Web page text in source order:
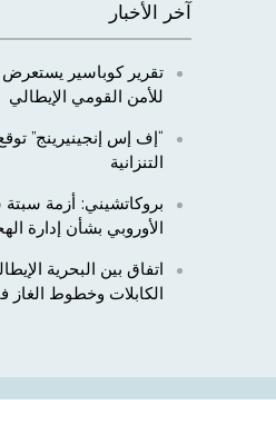
آخر الأخبار
تقرير كوباسير يستعرض
للأمن القومي الإيطالي
“إف إس إنجينيرينج”
التنزانية
بروكاتشيني: أزمة
الأوروبي بشأن إدارة
اتفاق بين البحرية
الكابلات وخطوط